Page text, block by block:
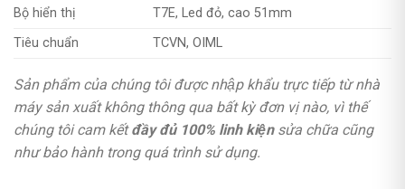
Bộ hiển thị
T7E, Led đỏ, cao 51mm
Tiêu chuẩn
TCVN, OIML
Sản phẩm của chúng tôi được nhập khẩu trực tiếp từ nhà
máy sản xuất không thông qua bất kỳ đơn vị nào, vì thế
chúng tôi cam kếtđầy đủ 100% linh kiệnsửa chữa cũng
như bảo hành trong quá trình sử dụng.